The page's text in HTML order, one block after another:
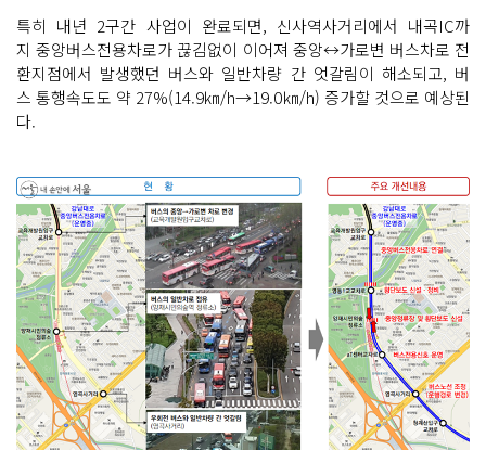
특히 내년 2구간 사업이 완료되면, 신사역사거리에서 내곡IC까
지 중앙버스전용차로가 끊김없이 이어져 중앙↔가로변 버스차로 전
환지점에서 발생했던 버스와 일반차량 간 엇갈림이 해소되고, 버
스 통행속도도 약 27%(14.9㎞/h→19.0㎞/h) 증가할 것으로 예상된
다.